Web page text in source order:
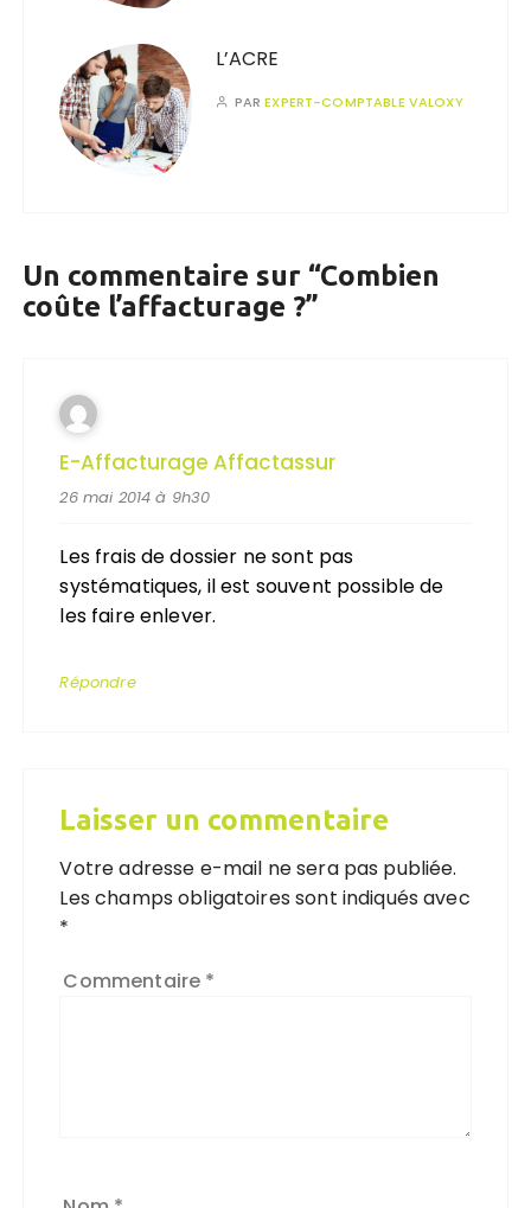
L’ACRE
PAREXPERT-COMPTABLE VALOXY
Un commentaire sur “Combien
coûte l’affacturage ?”
E-Affacturage Affactassur
26 mai 2014 à 9h30
Les frais de dossier ne sont pas
systématiques, il est souvent possible de
les faire enlever.
Répondre
Laisser un commentaire
Votre adresse e-mail ne sera pas publiée.
Les champs obligatoires sont indiqués avec
*
Commentaire *